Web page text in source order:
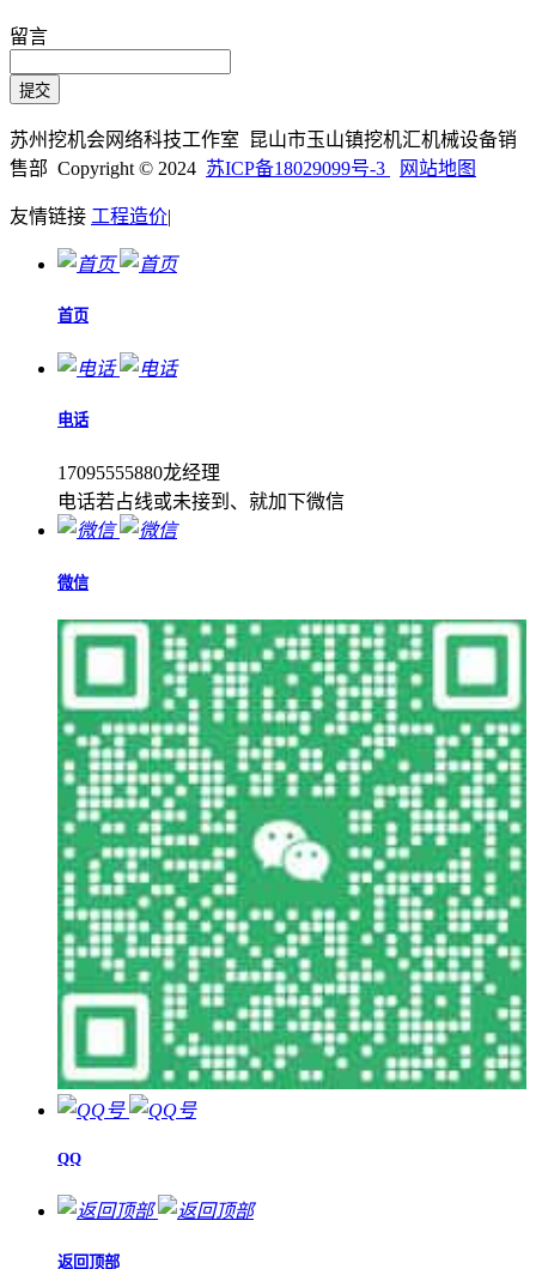
留言
苏州挖机会网络科技工作室 昆山市玉山镇挖机汇机械设备销
售部 Copyright © 2024 苏ICP备18029099号-3 网站地图
友情链接 工程造价|
首页
电话
17095555880龙经理
电话若占线或未接到、就加下微信
微信
QQ
返回顶部